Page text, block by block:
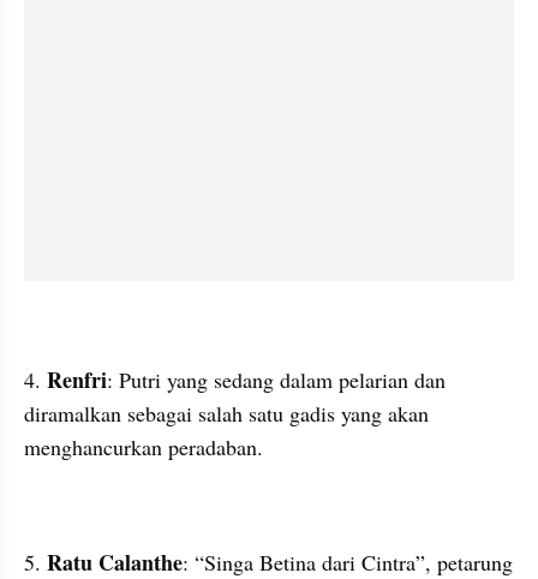
4. Renfri: Putri yang sedang dalam pelarian dan
diramalkan sebagai salah satu gadis yang akan
menghancurkan peradaban.
5. Ratu Calanthe: “Singa Betina dari Cintra”, petarung